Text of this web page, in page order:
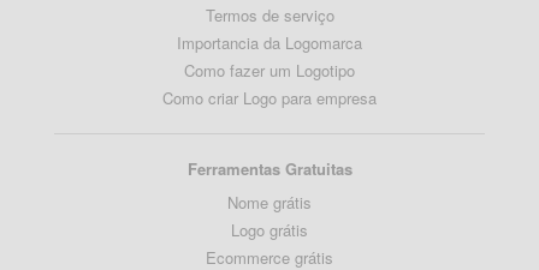
Termos de serviço
Importancia da Logomarca
Como fazer um Logotipo
Como criar Logo para empresa
Ferramentas Gratuitas
Nome grátis
Logo grátis
Ecommerce grátis